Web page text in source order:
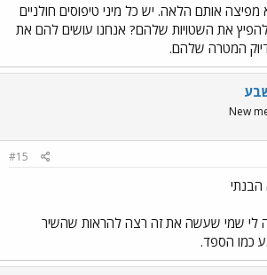
מפיצה אותם הלאה. יש כל מיני טיפוסים חולניים
את השטויות שלהם? אנחנו עושים להם את
המטרה שלהם.
New
#15
הבנתי
לי שמי שעשה את זה רצה להראות שהשיר
כמו הספד.